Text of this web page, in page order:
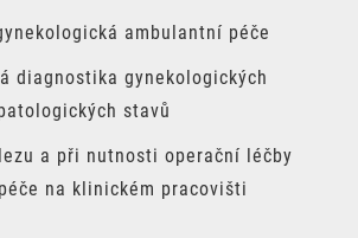
ambulantní péče
diagnostika gynekologických
stavů
a při nutnosti operační léčby
na klinickém pracovišti